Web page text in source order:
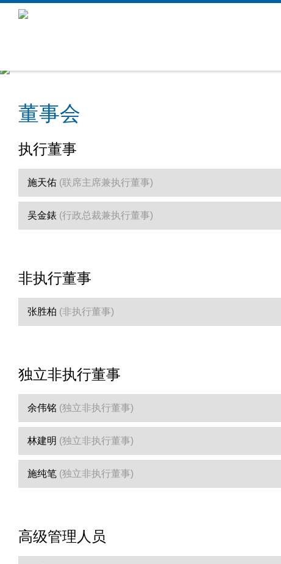
董事会
执行董事
施天佑 (联席主席兼执行董事)
吴金錶 (行政总裁兼执行董事)
非执行董事
张胜柏 (非执行董事)
独立非执行董事
余伟铭 (独立非执行董事)
林建明 (独立非执行董事)
施纯笔 (独立非执行董事)
高级管理人员